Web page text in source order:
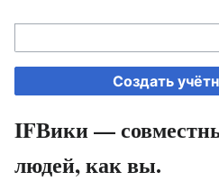
Создать
IFВики —
людей, как вы.